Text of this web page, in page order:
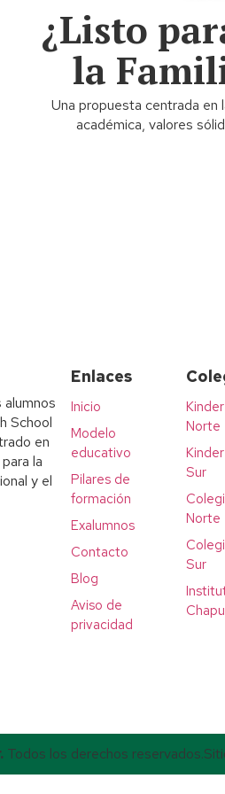
¿Listo
la
Una propuesta centrada en
académica, valores
School
en
la
y el
Enlaces
Inicio
Modelo
educativo
Pilares de
formación
Exalumnos
Contacto
Blog
Aviso de
privacidad
Norte
Sur
Norte
Sur
Todos los derechos reservados.